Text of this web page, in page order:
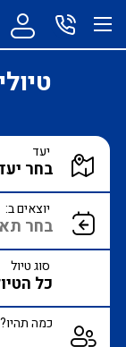
יעדהקלדהצג רשימת
יוצאים ב:
סוג טיול
כמה תהיו?